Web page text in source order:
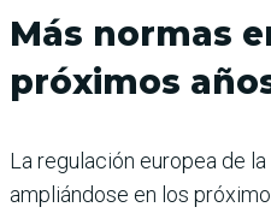
Más normas
próximos
La regulación europea de
ampliándose en los